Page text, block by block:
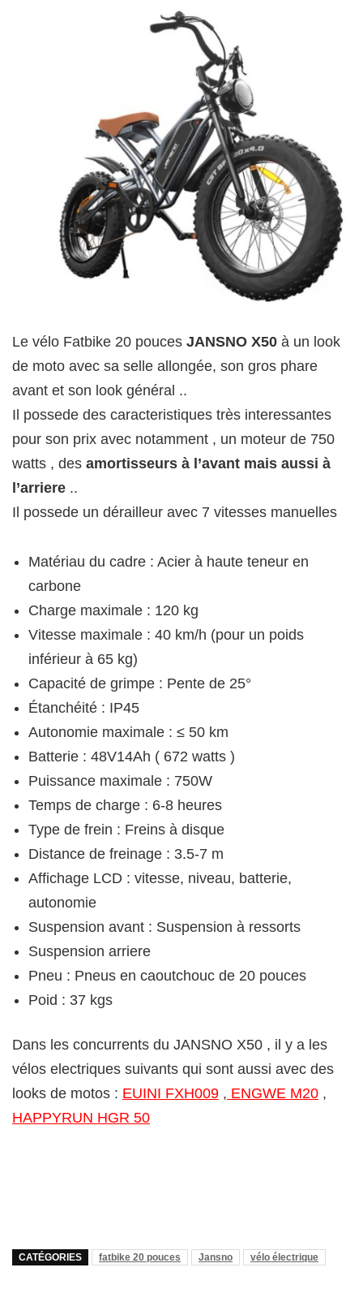
Le vélo Fatbike 20 pouces JANSNO X50 à un look
de moto avec sa selle allongée, son gros phare
avant et son look général ..
Il possede des caracteristiques très interessantes
pour son prix avec notamment , un moteur de 750
watts , des amortisseurs à l’avant mais aussi à
l’arriere ..
Il possede un dérailleur avec 7 vitesses manuelles
Matériau du cadre : Acier à haute teneur en
carbone
Charge maximale : 120 kg
Vitesse maximale : 40 km/h (pour un poids
inférieur à 65 kg)
Capacité de grimpe : Pente de 25°
Étanchéité : IP45
Autonomie maximale : ≤ 50 km
Batterie : 48V14Ah ( 672 watts )
Puissance maximale : 750W
Temps de charge : 6-8 heures
Type de frein : Freins à disque
Distance de freinage : 3.5-7 m
Affichage LCD : vitesse, niveau, batterie,
autonomie
Suspension avant : Suspension à ressorts
Suspension arriere
Pneu : Pneus en caoutchouc de 20 pouces
Poid : 37 kgs
Dans les concurrents du JANSNO X50 , il y a les
vélos electriques suivants qui sont aussi avec des
looks de motos : EUINI FXH009 , ENGWE M20 ,
HAPPYRUN HGR 50
CATÉGORIES fatbike 20 pouces Jansno vélo électrique